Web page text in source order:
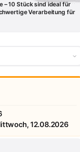
– 10 Stück sind ideal für
Verarbeitung für
12.08.2026